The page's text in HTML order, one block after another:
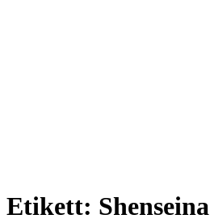
Etikett: Shenseina